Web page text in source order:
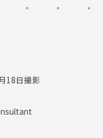
18日撮影